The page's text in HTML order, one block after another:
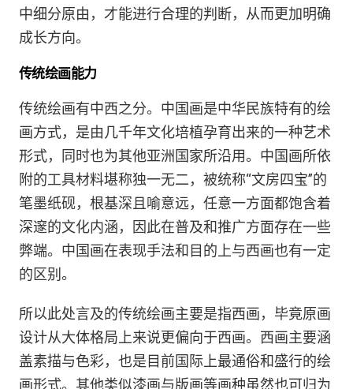
中细分原由，才能进行合理的判断，从而更加明确
成长方向。
传统绘画能力
传统绘画有中西之分。中国画是中华民族特有的绘
画方式，是由几千年文化培植孕育出来的一种艺术
形式，同时也为其他亚洲国家所沿用。中国画所依
附的工具材料堪称独一无二，被统称“文房四宝”的
笔墨纸砚，根基深且喻意远，任意一方面都饱含着
深邃的文化内涵，因此在普及和推广方面存在一些
弊端。中国画在表现手法和目的上与西画也有一定
的区别。
所以此处言及的传统绘画主要是指西画，毕竟原画
设计从大体格局上来说更偏向于西画。西画主要涵
盖素描与色彩，也是目前国际上最通俗和盛行的绘
画形式。其他类似漆画与版画等画种虽然也可归为